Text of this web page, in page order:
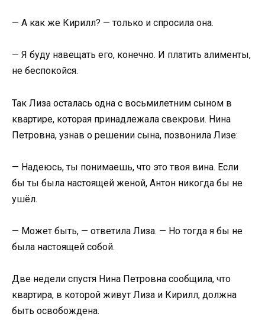
— А как же Кирилл? — только и спросила она.
— Я буду навещать его, конечно. И платить алименты,
не беспокойся.
Так Лиза осталась одна с восьмилетним сыном в
квартире, которая принадлежала свекрови. Нина
Петровна, узнав о решении сына, позвонила Лизе:
— Надеюсь, ты понимаешь, что это твоя вина. Если
бы ты была настоящей женой, Антон никогда бы не
ушёл.
— Может быть, — ответила Лиза. — Но тогда я бы не
была настоящей собой.
Две недели спустя Нина Петровна сообщила, что
квартира, в которой живут Лиза и Кирилл, должна
быть освобождена.